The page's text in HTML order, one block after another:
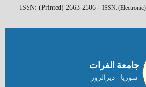
ISSN: (Printed) 2663-2306 - ISSN: (Electronic)
جامعة الفرات
سوريا - ديرالزور